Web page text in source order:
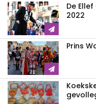
De
2022
Prins